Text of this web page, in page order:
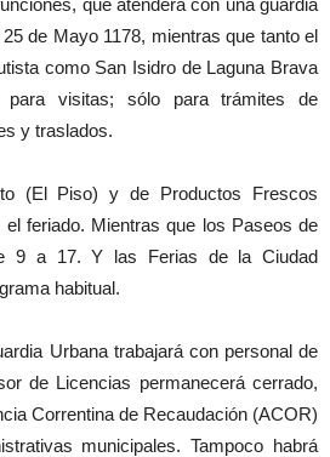
que atenderá con una guardia
de Mayo 1178, mientras que tanto el
como San Isidro de Laguna Brava
para visitas; sólo para trámites de
y traslados.
(El Piso) y de Productos Frescos
feriado. Mientras que los Paseos de
9 a 17. Y las Ferias de la Ciudad
habitual.
Urbana trabajará con personal de
de Licencias permanecerá cerrado,
Correntina de Recaudación (ACOR)
municipales. Tampoco habrá